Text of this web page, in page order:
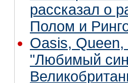
рассказал о
Полом и
Oasis,
"Любимый